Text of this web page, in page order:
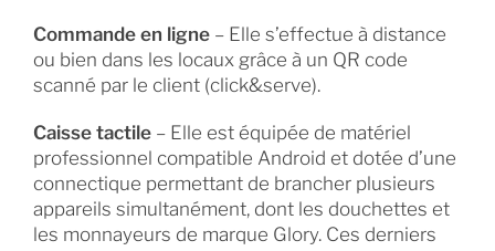
Commande en ligne– Elle s’effectue à distance
ou bien dans les locaux grâce à un QR code
scanné par le client (click&serve).
Caisse tactile– Elle est équipée de matériel
professionnel compatible Android et dotée d’une
connectique permettant de brancher plusieurs
appareils simultanément, dont les douchettes et
les monnayeurs de marque Glory. Ces derniers